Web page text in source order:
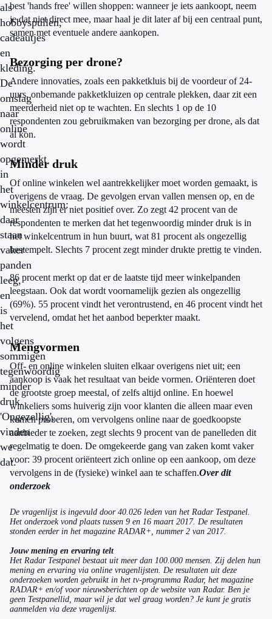
als
hobbyspullen,
cadeautjes
en
kleding.
De
omslag
naar
online
wordt
opgemerkt
in
het
winkelcentrum:
daar
staan
vaker
panden
leeg,
en
is
het
volgens
sommigen
tegenwoordig
minder
druk.
'Ongezellig',
vinden
we
dat.
best 'hands free' willen shoppen: wanneer je iets aankoopt, neem
je dat niet direct mee, maar haal je dit later af bij een centraal punt,
samen met eventuele andere aankopen.
Bezorging per drone?
Andere innovaties, zoals een pakketkluis bij de voordeur of 24-
uurs, onbemande pakketkluizen op centrale plekken, daar zit een
meerderheid niet op te wachten. En slechts 1 op de 10
respondenten zou gebruikmaken van bezorging per drone, als dat
al kon.
Minder druk
Of online winkelen wel aantrekkelijker moet worden gemaakt, is
overigens de vraag. De gevolgen ervan vallen mensen op, en de
meesten zijn er niet positief over. Zo zegt 42 procent van de
respondenten te merken dat het tegenwoordig minder druk is in
het winkelcentrum in hun buurt, wat 81 procent als ongezellig
bestempelt. Slechts 7 procent zegt minder drukte prettig te vinden.
86 procent merkt op dat er de laatste tijd meer winkelpanden
leegstaan. Ook dat wordt voornamelijk gezien als ongezellig
(69%). 55 procent vindt het verontrustend, en 46 procent vindt het
vervelend, omdat het het aanbod beperkter maakt.
Mengvormen
Off- en online winkelen sluiten elkaar overigens niet uit; een
aankoop is vaak het resultaat van beide vormen. Oriënteren doet
de grootste groep meestal, of zelfs altijd online. En hoewel
winkeliers soms huiverig zijn voor klanten die alleen maar even
komen proberen, om vervolgens online naar de goedkoopste
aanbieder te zoeken, zegt slechts 9 procent van de panelleden dit
regelmatig te doen. De omgekeerde gang van zaken komt vaker
voor: 39 procent oriënteert zich online op een aankoop, om deze
vervolgens in de (fysieke) winkel aan te schaffen.Over dit
onderzoek
De vragenlijst is ingevuld door 40.026 leden van het Radar Testpanel.
Het onderzoek vond plaats tussen 9 en 16 maart 2017. De resultaten
stonden eerder in het magazine RADAR+, nummer 2 van 2017.
Jouw mening en ervaring telt
Het Radar Testpanel bestaat uit meer dan 100.000 mensen. Zij delen hun
mening en ervaring via online vragenlijsten. De resultaten uit deze
onderzoeken worden gebruikt in het tv-programma Radar, het magazine
RADAR+ en/of voor nieuwsberichten op de website van Radar. Ben je
geen Testpanellid, maar wil je dat wel graag worden? Je kunt je gratis
aanmelden via deze vragenlijst.